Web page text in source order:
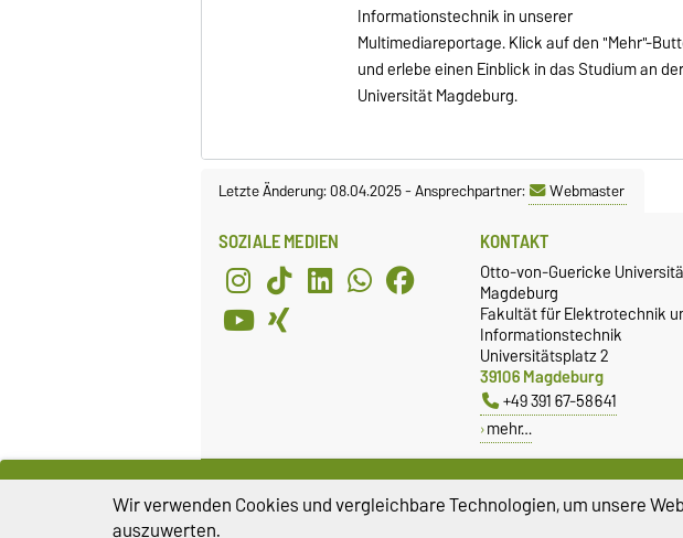
Informationstechnik in unserer
Multimediareportage. Klick auf den "Mehr"-
und erlebe einen Einblick in das Studium an der
Universität Magdeburg.
Letzte Änderung: 08.04.2025-Ansprechpartner: Webmaster
SOZIALE MEDIEN KONTAKT
Otto-von-Guericke
Magdeburg
Fakultät für Elektrotechnik
Informationstechnik
Universitätsplatz 2
39106 Magdeburg
+49 391 67-58641
mehr…
FACHSCHAFTSRAT GLEICHSTELLUNG
Gleichstellungsbeauftragte
Wir verwenden Cookies und vergleichbare Technologien, um unsere
auszuwerten.